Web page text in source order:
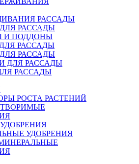
РАССАДЫ
РАССАДЫ
И ПОДДОНЫ
РАССАДЫ
РАССАДЫ
ДЛЯ РАССАДЫ
РАССАДЫ
РОСТА РАСТЕНИЙ
УДОБРЕНИЯ